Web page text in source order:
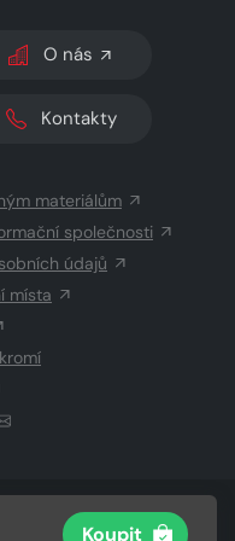
Koupit
O nás
Kontakty
materiálům
společnosti
údajů
místa
a.s.a dodavatelé